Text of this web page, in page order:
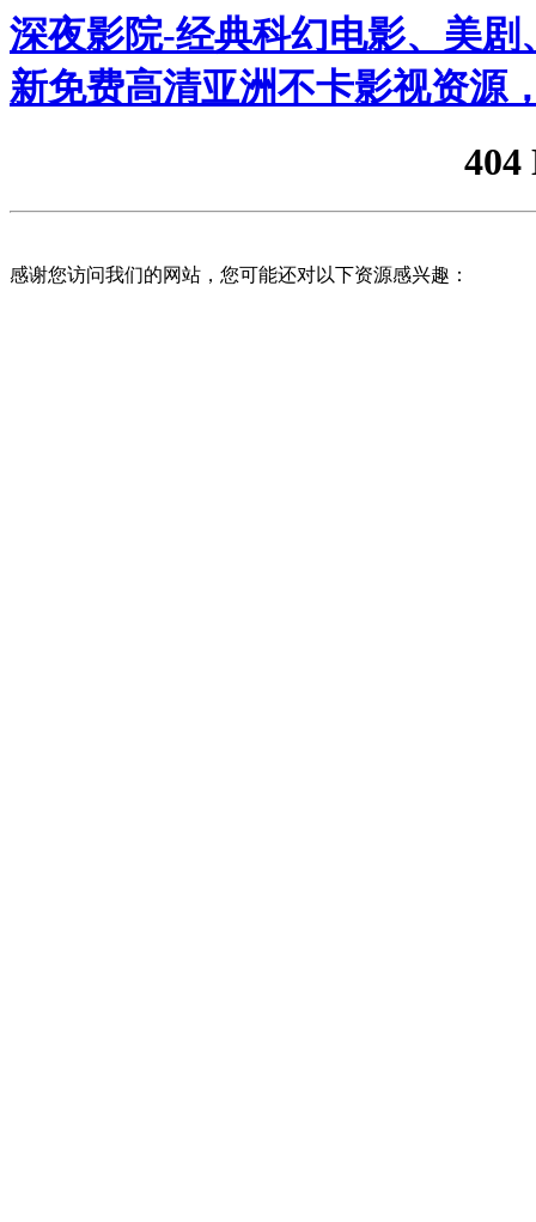
深夜影院-经典科幻电影、美
新免费高清亚洲不卡影视资
404
感谢您访问我们的网站，您可能还对以下资源感兴趣：